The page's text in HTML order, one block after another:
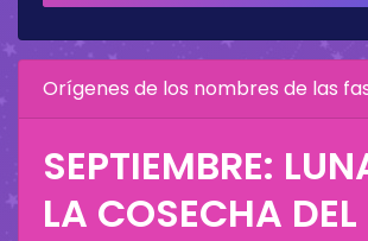
Orígenes de los nombres de las
SEPTIEMBRE:
LA COSECHA